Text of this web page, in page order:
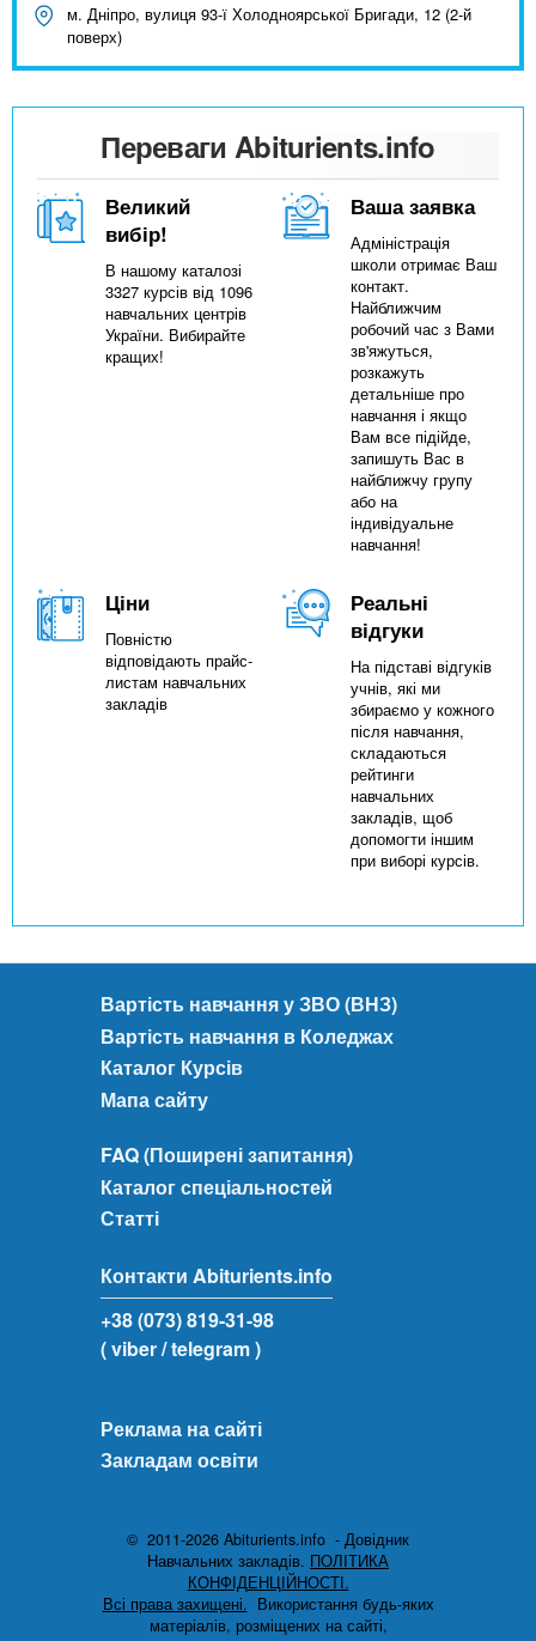
м. Дніпро, вулиця 93-ї Холодноярської Бригади, 12 (2-й
поверх)
Переваги Abiturients.info
Великий
вибір!
В нашому каталозі
3327 курсів від 1096
навчальних центрів
України. Вибирайте
кращих!
Ваша заявка
Адміністрація
школи отримає Ваш
контакт.
Найближчим
робочий час з Вами
зв'яжуться,
розкажуть
детальніше про
навчання і якщо
Вам все підійде,
запишуть Вас в
найближчу групу
або на
індивідуальне
навчання!
Ціни
Повністю
відповідають прайс-
листам навчальних
закладів
Реальні
відгуки
На підставі відгуків
учнів, які ми
збираємо у кожного
після навчання,
складаються
рейтинги
навчальних
закладів, щоб
допомогти іншим
при виборі курсів.
Вартість навчання у ЗВО (ВНЗ)
Вартість навчання в Коледжах
Каталог Курсів
Мапа сайту
FAQ (Поширені запитання)
Каталог спеціальностей
Статті
Контакти Abiturients.info
+38 (073) 819-31-98
( viber/ telegram )
Реклама на сайті
Закладам освіти
© 2011-2026 Abiturients.info - Довідник
Навчальних закладів. ПОЛІТИКА
КОНФІДЕНЦІЙНОСТІ.
Всі права захищені. Використання будь-яких
матеріалів, розміщених на сайті,